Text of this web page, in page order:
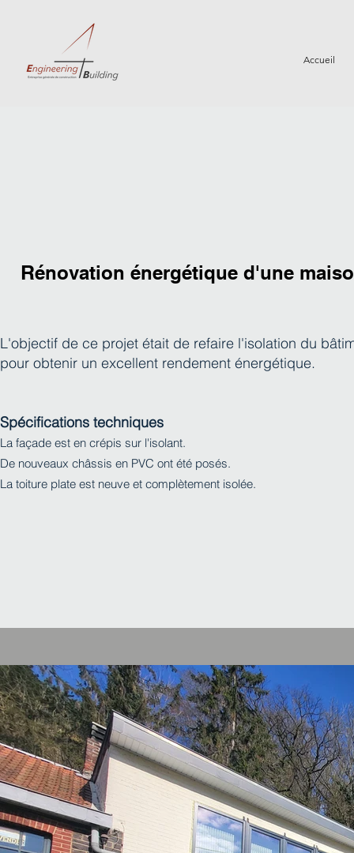
Accueil
Rénovation énergétique d'une
L'objectif de ce projet était de refaire l'isolation du
pour obtenir un excellent rendement énergétique.
Spécifications techniques
La façade est en crépis sur l'isolant.
De nouveaux châssis en PVC ont été posés.
La toiture plate est neuve et complètement isolée.